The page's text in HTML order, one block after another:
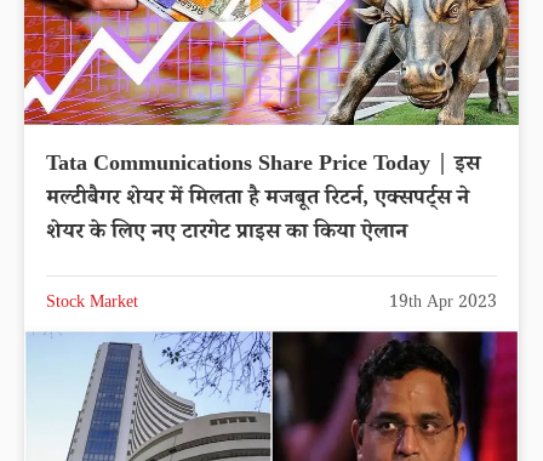
Tata Communications Share Price Today | इस
मल्टीबैगर शेयर में मिलता है मजबूत रिटर्न, एक्सपर्ट्स ने
शेयर के लिए नए टारगेट प्राइस का किया ऐलान
Stock Market 19th Apr 2023